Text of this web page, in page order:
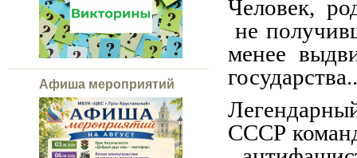
Афиша мероприятий
Человек,
не
менее
СССР